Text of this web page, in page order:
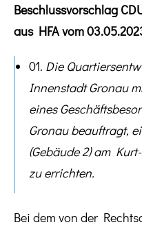
Beschlussvorschlag
aus HFA vom
01. Die
Innenstadt Gronau
eines
Gronau beauftragt,
(Gebäude 2) am
zu errichten.
Bei dem von der